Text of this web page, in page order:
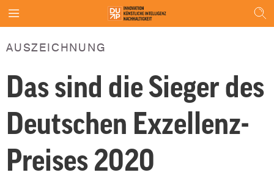
AUSZEICHNUNG
Das sind die Sieger des
Deutschen Exzellenz-
Preises 2020